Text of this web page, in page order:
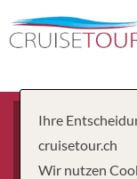
Ihre
cruisetour.ch
Wir nutzen